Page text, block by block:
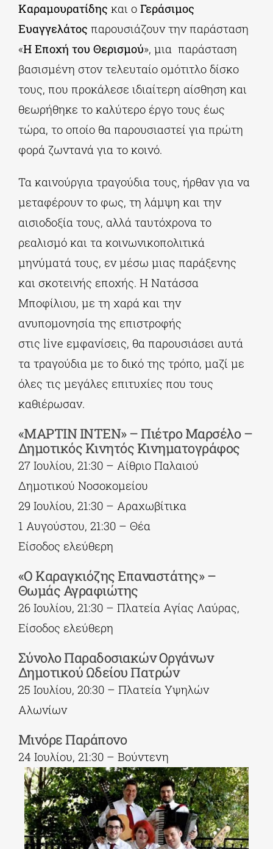
Καραμουρατίδης και οΓεράσιμος
Ευαγγελάτος παρουσιάζουν την παράσταση
«Η Εποχή του Θερισμού», μια παράσταση
βασισμένη στον τελευταίο ομότιτλο δίσκο
τους, που προκάλεσε ιδιαίτερη αίσθηση και
θεωρήθηκε το καλύτερο έργο τους έως
τώρα, το οποίο θα παρουσιαστεί για πρώτη
φορά ζωντανά για το κοινό.
Τα καινούργια τραγούδια τους, ήρθαν για να
μεταφέρουν το φως, τη λάμψη και την
αισιοδοξία τους, αλλά ταυτόχρονα το
ρεαλισμό και τα κοινωνικοπολιτικά
μηνύματά τους, εν μέσω μιας παράξενης
και σκοτεινής εποχής. Η Νατάσσα
Μποφίλιου, με τη χαρά και την
ανυπομονησία της επιστροφής
στις live εμφανίσεις, θα παρουσιάσει αυτά
τα τραγούδια με το δικό της τρόπο, μαζί με
όλες τις μεγάλες επιτυχίες που τους
καθιέρωσαν.
«ΜΑΡΤΙΝ ΙΝΤΕΝ» – Πιέτρο Μαρσέλο –
Δημοτικός Κινητός Κινηματογράφος
27 Ιουλίου, 21:30 – Αίθριο Παλαιού
Δημοτικού Νοσοκομείου
29 Ιουλίου, 21:30 – Αραχωβίτικα
1 Αυγούστου, 21:30 – Θέα
Είσοδος ελεύθερη
«Ο Καραγκιόζης Επαναστάτης» –
Θωμάς Αγραφιώτης
26 Ιουλίου, 21:30 – Πλατεία Αγίας Λαύρας,
Είσοδος ελεύθερη
Σύνολο Παραδοσιακών Οργάνων
Δημοτικού Ωδείου Πατρών
25 Ιουλίου, 20:30 – Πλατεία Υψηλών
Αλωνίων
Μινόρε Παράπονο
24 Ιουλίου, 21:30 – Βούντενη